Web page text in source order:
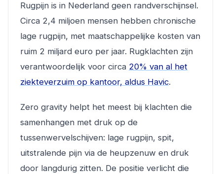
Rugpijn is in Nederland geen randverschijnsel.
Circa 2,4 miljoen mensen hebben chronische
lage rugpijn, met maatschappelijke kosten van
ruim 2 miljard euro per jaar. Rugklachten zijn
verantwoordelijk voor circa 20% van al het
ziekteverzuim op kantoor, aldus Havic.
Zero gravity helpt het meest bij klachten die
samenhangen met druk op de
tussenwervelschijven: lage rugpijn, spit,
uitstralende pijn via de heupzenuw en druk
door langdurig zitten. De positie verlicht die